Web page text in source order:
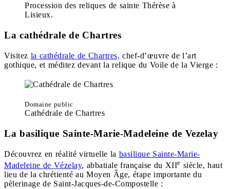
Procession des reliques de sainte Thérèse à
Lisieux.
La cathédrale de Chartres
Visitez la cathédrale de Chartres, chef-d’œuvre de l’art
gothique, et méditez devant la relique du Voile de la Vierge :
Domaine public
Cathédrale de Chartres
La basilique Sainte-Marie-Madeleine de Vezelay
Découvrez en réalité virtuelle la basilique Sainte-Marie-
Madeleine de Vézelay, abbatiale française du XIIe siècle, haut
lieu de la chrétienté au Moyen Âge, étape importante du
pèlerinage de Saint-Jacques-de-Compostelle :